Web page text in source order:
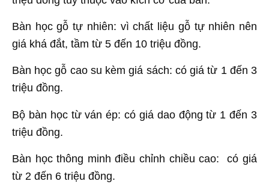
Bàn học gỗ tự nhiên: vì chất liệu gỗ tự nhiên nên
giá khá đắt, tầm từ 5 đến 10 triệu đồng.
Bàn học gỗ cao su kèm giá sách: có giá từ 1 đến 3
triệu đồng.
Bộ bàn học từ ván ép: có giá dao động từ 1 đến 3
triệu đồng.
Bàn học thông minh điều chỉnh chiều cao: có giá
từ 2 đến 6 triệu đồng.